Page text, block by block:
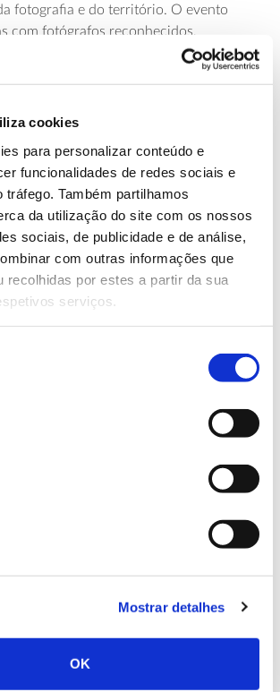
cookies
para personalizar conteúdo e
funcionalidades de redes sociais e
tráfego. Também partilhamos
da utilização do site com os nossos
sociais, de publicidade e de análise,
com outras informações que
recolhidas por estes a partir da sua
serviços.
Mostrar detalhes
OK
fotografia e do território. O evento
com fotógrafos reconhecidos,
saídas de campo, apresentações
participar é indispensável inscrição
e de outras espécies em risco:
conservar
de Trichi em acácia-das-espigas: